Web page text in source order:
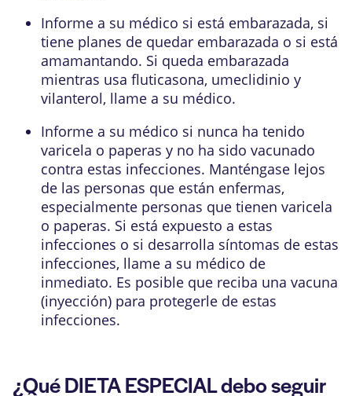
Informe a su médico si está embarazada, si
tiene planes de quedar embarazada o si está
amamantando. Si queda embarazada
mientras usa fluticasona, umeclidinio y
vilanterol, llame a su médico.
Informe a su médico si nunca ha tenido
varicela o paperas y no ha sido vacunado
contra estas infecciones. Manténgase lejos
de las personas que están enfermas,
especialmente personas que tienen varicela
o paperas. Si está expuesto a estas
infecciones o si desarrolla síntomas de estas
infecciones, llame a su médico de
inmediato. Es posible que reciba una vacuna
(inyección) para protegerle de estas
infecciones.
¿Qué DIETA ESPECIAL debo seguir